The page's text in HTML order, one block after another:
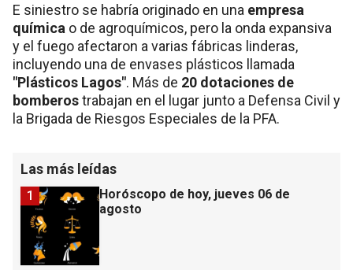
E siniestro se habría originado en una empresa
química o de agroquímicos, pero la onda expansiva
y el fuego afectaron a varias fábricas linderas,
incluyendo una de envases plásticos llamada
"Plásticos Lagos". Más de 20 dotaciones de
bomberostrabajan en el lugar junto a Defensa Civil y
la Brigada de Riesgos Especiales de la PFA.
Las más leídas
Horóscopo de hoy, jueves 06 de
agosto
1